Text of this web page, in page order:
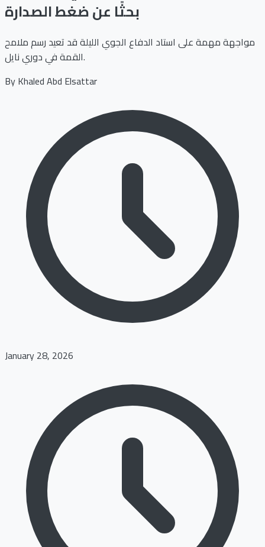
بحثًا عن ضغط الصدارة
مواجهة مهمة على استاد الدفاع الجوي الليلة قد تعيد رسم ملامح
القمة في دوري نايل.
ByKhaled Abd Elsattar
January 28, 2026